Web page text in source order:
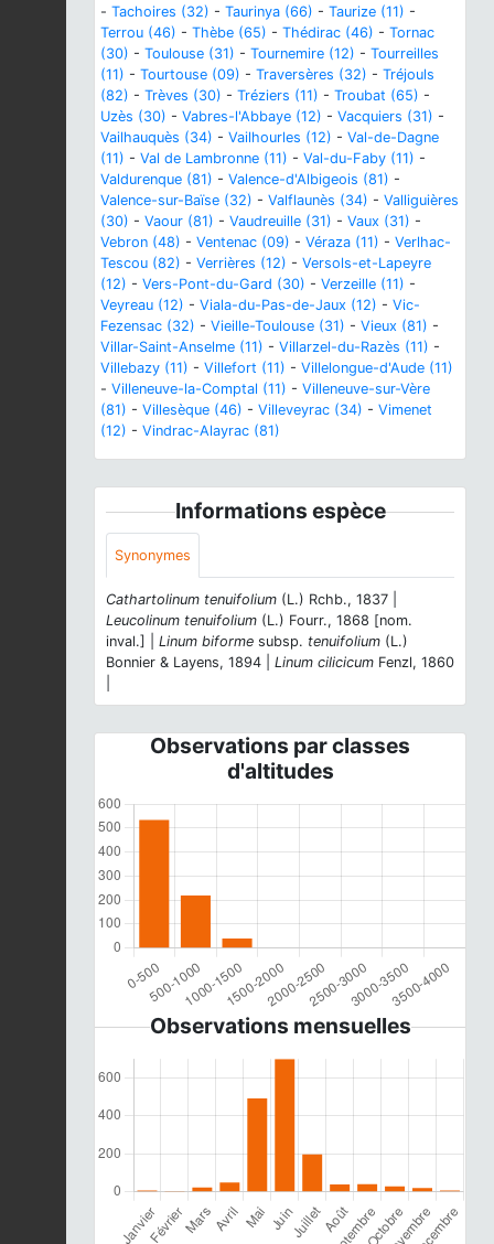
- Tachoires (32) - Taurinya (66) - Taurize (11) -
Terrou (46) - Thèbe (65) - Thédirac (46) - Tornac
(30) - Toulouse (31) - Tournemire (12) - Tourreilles
(11) - Tourtouse (09) - Traversères (32) - Tréjouls
(82) - Trèves (30) - Tréziers (11) - Troubat (65) -
Uzès (30) - Vabres-l'Abbaye (12) - Vacquiers (31) -
Vailhauquès (34) - Vailhourles (12) - Val-de-Dagne
(11) - Val de Lambronne (11) - Val-du-Faby (11) -
Valdurenque (81) - Valence-d'Albigeois (81) -
Valence-sur-Baïse (32) - Valflaunès (34) - Valliguières
(30) - Vaour (81) - Vaudreuille (31) - Vaux (31) -
Vebron (48) - Ventenac (09) - Véraza (11) - Verlhac-
Tescou (82) - Verrières (12) - Versols-et-Lapeyre
(12) - Vers-Pont-du-Gard (30) - Verzeille (11) -
Veyreau (12) - Viala-du-Pas-de-Jaux (12) - Vic-
Fezensac (32) - Vieille-Toulouse (31) - Vieux (81) -
Villar-Saint-Anselme (11) - Villarzel-du-Razès (11) -
Villebazy (11) - Villefort (11) - Villelongue-d'Aude (11)
- Villeneuve-la-Comptal (11) - Villeneuve-sur-Vère
(81) - Villesèque (46) - Villeveyrac (34) - Vimenet
(12) - Vindrac-Alayrac (81)
Informations espèce
Synonymes
Cathartolinum tenuifolium (L.) Rchb., 1837 |
Leucolinum tenuifolium (L.) Fourr., 1868 [nom.
inval.] | Linum biforme subsp. tenuifolium (L.)
Bonnier & Layens, 1894 | Linum cilicicum Fenzl, 1860
Observations par classes
d'altitudes
Observations mensuelles